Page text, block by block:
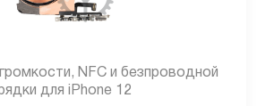
NFC и безпроводной
для iPhone 12